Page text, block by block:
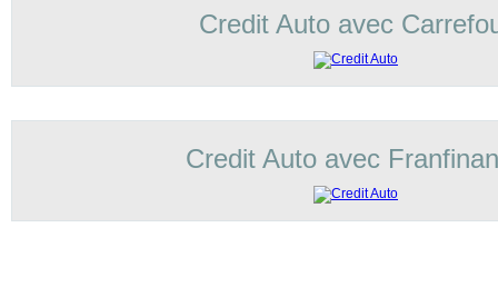
Credit Auto avec
Credit Auto avec